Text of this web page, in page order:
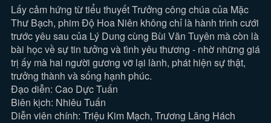
Lấy cảm hứng từ tiểu thuyết Trưởng công chúa của Mặc
Thư Bạch, phim Độ Hoa Niên không chỉ là hành trình cưới
trước yêu sau của Lý Dung cùng Bùi Văn Tuyên mà còn là
bài học về sự tin tưởng và tình yêu thương - nhờ những giá
trị ấy mà hai người gương vỡ lại lành, phát hiện sự thật,
trưởng thành và sống hạnh phúc.
Đạo diễn: Cao Dực Tuấn
Biên kịch: Nhiêu Tuấn
Diễn viên chính: Triệu Kim Mạch, Trương Lăng Hách